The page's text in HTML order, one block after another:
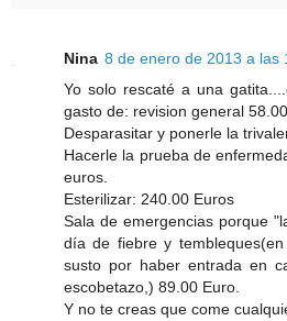
Nina 8 de enero de 2013 a las
Yo solo rescaté a una
gasto de: revision general
Desparasitar y ponerle la
Hacerle la prueba de
euros.
Esterilizar: 240.00 Euros
Sala de emergencias porque
día de fiebre y
susto por haber entrada en
escobetazo,) 89.00 Euro.
Y no te creas que come